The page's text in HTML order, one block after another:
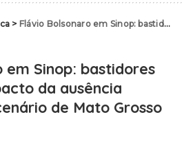
> Flávio Bolsonaro em Sinop: bastidores políticos e o impacto da ausência estratégica no cenário de Mato Grosso
em Sinop: bastidores
da ausência
de Mato Grosso